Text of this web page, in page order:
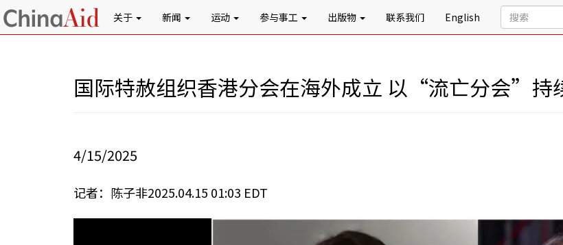
关于 新闻 运动 参与事工 出版物 联系我们 English
国际特赦组织香港分会在海外成立 以“流亡分会”持
4/15/2025
记者：陈子非2025.04.15 01:03 EDT